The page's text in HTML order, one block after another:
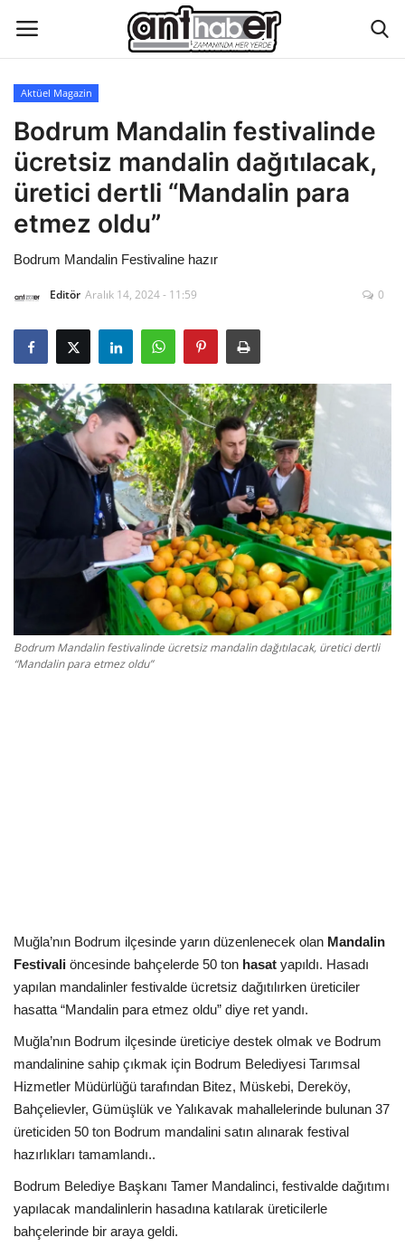
Künye
Eğitim
Aktüel Magazin
Hakkımızda
İletişim
Asayiş
Çevre
Gizlilik Politikası
Reklam ve İşbirliği
Bodrum Trafik Yoğunluk Haritası
Siyaset
Bodrum Nöbetçi Eczaneler
Gündem
Dünya
Aktüel Magazin
Bodrum Mandalin festivalinde
ücretsiz mandalin dağıtılacak,
üretici dertli “Mandalin para
etmez oldu”
Bodrum Mandalin Festivaline hazır
Editör Aralık 14, 2024 - 11:59 0
Bodrum Mandalin festivalinde ücretsiz mandalin dağıtılacak, üretici dertli
“Mandalin para etmez oldu”
Muğla’nın Bodrum ilçesinde yarın düzenlenecek olan Mandalin
Festivali öncesinde bahçelerde 50 ton hasat yapıldı. Hasadı
yapılan mandalinler festivalde ücretsiz dağıtılırken üreticiler
hasatta “Mandalin para etmez oldu” diye ret yandı.
Muğla’nın Bodrum ilçesinde üreticiye destek olmak ve Bodrum
mandalinine sahip çıkmak için Bodrum Belediyesi Tarımsal
Hizmetler Müdürlüğü tarafından Bitez, Müskebi, Dereköy,
Bahçelievler, Gümüşlük ve Yalıkavak mahallelerinde bulunan 37
üreticiden 50 ton Bodrum mandalini satın alınarak festival
hazırlıkları tamamlandı..
Bodrum Belediye Başkanı Tamer Mandalinci, festivalde dağıtımı
yapılacak mandalinlerin hasadına katılarak üreticilerle
bahçelerinde bir araya geldi.